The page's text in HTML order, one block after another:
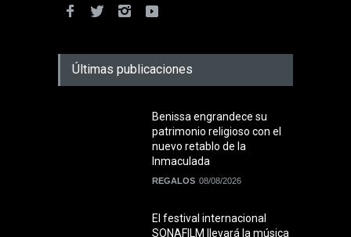
Últimas publicaciones
Benissa engrandece su
patrimonio religioso con el
nuevo retablo de la
Inmaculada
REGALOS 08/08/2026
El festival internacional
SONAFILM llevará la música